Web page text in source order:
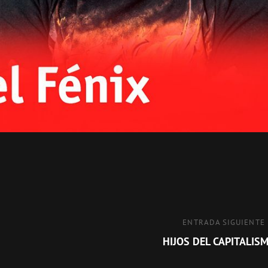
ENTRADA SIGUIENTE
HIJOS DEL